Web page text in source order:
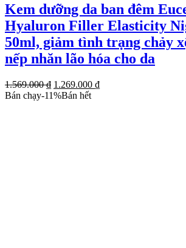
Kem dưỡng da ban đêm
Hyaluron Filler Elasticity
50ml, giảm tình trạng chảy
nếp nhăn lão hóa cho da
1.569.000₫ Giá
gốc
1.269.000 ₫Giá
Bán chạy-11%Bán hết